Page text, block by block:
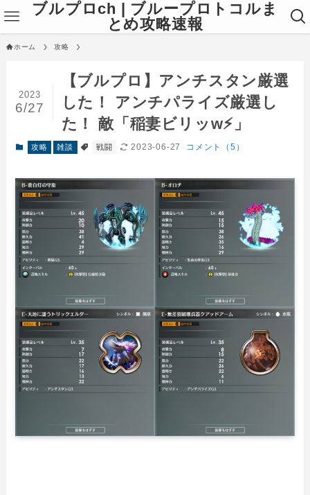
ブルプロch | ブループロトコルま
とめ攻略速報
ホーム 攻略
【ブルプロ】アンチスタン厳選
した！ アンチパライズ厳選し
た！ 敵「稲妻ビリッw⚡」
2023
6/27
攻略 雑談 戦闘 2023-06-27 コメント（5）